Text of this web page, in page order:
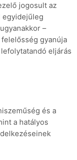
jogosult az
egyidejűleg
–
gyanúja
eljárás
és a
a hatályos